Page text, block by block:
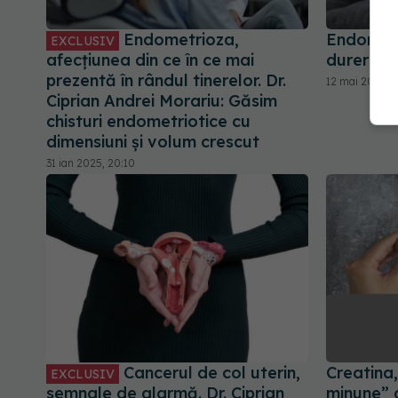
EXCLUSIV
Endometrioza,
afecțiunea din ce în ce mai
prezentă în rândul tinerelor. Dr.
Ciprian Andrei Morariu: Găsim
chisturi endometriotice cu
dimensiuni și volum crescut
31 ian 2025, 20:10
dureri la
12 mai 2026,
EXCLUSIV
Cancerul de col uterin,
semnale de alarmă. Dr. Ciprian
minune”